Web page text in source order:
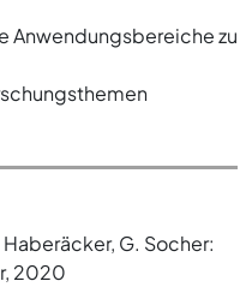
Anwendungsbereiche zu
G. Socher:
2020